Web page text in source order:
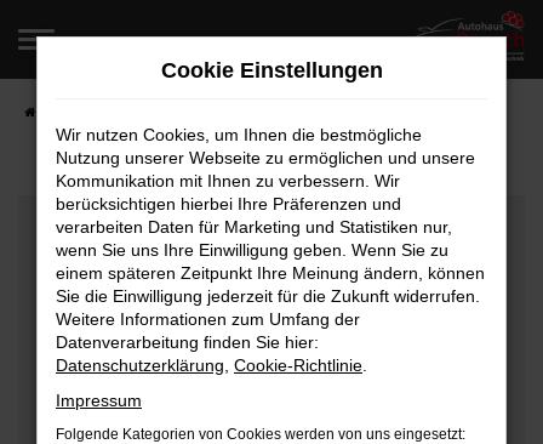
Zum
springen
Fehler: Network Error
Beim Laden ist ein Fehler aufgetreten.
Hier sind ein paar Tipps, die dir helfen können:
Überprüfe deine Firewall und deine
Internetverbindung.
Laden andere Webseiten, zum Beispiel deine
Cookie Einstellungen
Wir nutzen Cookies, um Ihnen die bestmögliche
Nutzung unserer Webseite zu ermöglichen und unsere
Kommunikation mit Ihnen zu verbessern. Wir
berücksichtigen hierbei Ihre Präferenzen und
verarbeiten Daten für Marketing und Statistiken nur,
wenn Sie uns Ihre Einwilligung geben. Wenn Sie zu
einem späteren Zeitpunkt Ihre Meinung ändern, können
Sie die Einwilligung jederzeit für die Zukunft widerrufen.
Weitere Informationen zum Umfang der
Datenverarbeitung finden Sie hier:
Datenschutzerklärung Cookie-Richtlinie
Impressum
Folgende Kategorien von Cookies werden von uns eingesetzt: